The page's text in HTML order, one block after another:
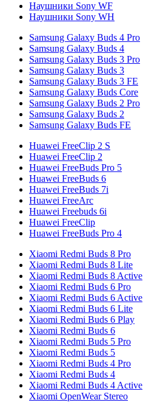
Наушники Sony WF
Наушники Sony WH
Samsung Galaxy Buds 4 Pro
Samsung Galaxy Buds 4
Samsung Galaxy Buds 3 Pro
Samsung Galaxy Buds 3
Samsung Galaxy Buds 3 FE
Samsung Galaxy Buds Core
Samsung Galaxy Buds 2 Pro
Samsung Galaxy Buds 2
Samsung Galaxy Buds FE
Huawei FreeClip 2 S
Huawei FreeClip 2
Huawei FreeBuds Pro 5
Huawei FreeBuds 6
Huawei FreeBuds 7i
Huawei FreeArc
Huawei Freebuds 6i
Huawei FreeClip
Huawei FreeBuds Pro 4
Xiaomi Redmi Buds 8 Pro
Xiaomi Redmi Buds 8 Lite
Xiaomi Redmi Buds 8 Active
Xiaomi Redmi Buds 6 Pro
Xiaomi Redmi Buds 6 Active
Xiaomi Redmi Buds 6 Lite
Xiaomi Redmi Buds 6 Play
Xiaomi Redmi Buds 6
Xiaomi Redmi Buds 5 Pro
Xiaomi Redmi Buds 5
Xiaomi Redmi Buds 4 Pro
Xiaomi Redmi Buds 4
Xiaomi Redmi Buds 4 Active
Xiaomi OpenWear Stereo